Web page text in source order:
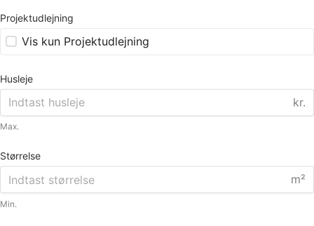
Projektudlejning
Vis kun Projektudlejning
Husleje
kr.
Max.
Størrelse
m²
Min.